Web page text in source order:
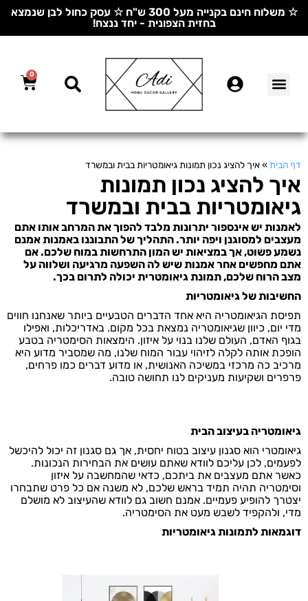
☆ משלוח חינם בקנייה מעל 300 ש"ח ☆ עסק כחול לבן שנמצא
בחזית הצפונית - יחד ננצח!
0
דף הבית »איך להציג נכון תמונות גיאומטריות בבית ובמשרד
איך להציג נכון תמונות
גיאומטריות בבית ובמשרד
לאמנות יש אינספור יתרונות מלבד להפוך את המרחב אותו אתם
מעצבים למסוגנן ויפה יותר. התהליך של התבוננו באמנות אמנם
נשמע פשוט, אך במציאות יש המון התרחשות במוח שלכם. אם
אתם מחפשים אחר אמנות שיש לה השפעה מרגיעה ושלווה על
מצב הרוח שלכם, תמונת גיאומטרית יכולה לתרום בכך.
החשיבות של גיאומטריות
תפיסת הגיאומטריה היא אחד הדברים הטבעיים ביותר שאנחנו חווים
מדי יום, כיוון שגיאומטריה נמצאת בכל מקום. באדריכלות, ואפילו
בגוף האדם, העולם שלנו בנוי על איזון. הימצאות הסימטריה בטבע
הופכת אותה לקלה לזיהוי עבור המוח שלנו, מה שמסביר מדוע היא
מרכיב כה מרכזי במשיכה האנושית, או מדוע דברים כמו פרחים,
פרפרים ושקיעות מעניקים לנו תחושה טובה.
גיאומטריה בעיצוב הבית
גיאומטרי הוא סגנון עיצוב בטוח יחסית, אך גם סגנון זה יכול להיכשל
לפעמים, לכן עליכם לוודא שאתם עושים את הבחירות הנכונות.
כאשר אתם מעצבים את ביתכם, כדאי שהמחשבה על איזון
וסימטריה תהיה תמיד בראש שלכם, לא משנה אם כל פרט שתבחרו
יצטרך להופיע פעמיים. אמנם חשוב גם לוודא שהעיצוב לא מושלם
מדי, ולהקפיד לשבש מעט את הסימטריה.
דוגמאות לתמונות גיאומטריות